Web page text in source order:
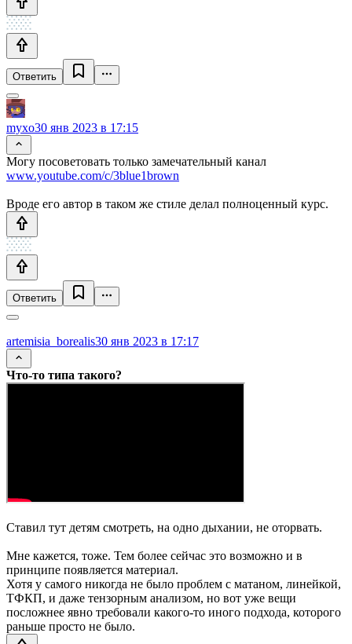
Ответить
myxo30 янв 2023 в 17:15
Могу посоветовать только замечательный канал
www.youtube.com/c/3blue1brown
Вроде его автор в таком же стиле делал полноценный курс.
Ответить
artemisia_borealis30 янв 2023 в 17:17
Что-то типа такого?
Ставил тут детям смотреть, на одно дыхании, не оторвать.
Мне кажется, тоже. Тем более сейчас это возможно и в
принципе появляется материал.
Хотя у самого никогда не было проблем с матаном, линейкой,
ТФКП, и даже тензорным анализом, но вот уже вещи
посложнее явно требовали какого-то иного подхода, которого
раньше просто не было.